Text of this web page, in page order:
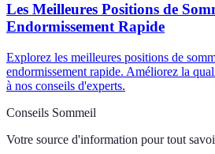
Les Meilleures Positions de
Endormissement Rapide
Explorez les meilleures positions de
endormissement rapide. Améliorez la
à nos conseils d'experts.
Conseils Sommeil
Votre source d'information pour tout